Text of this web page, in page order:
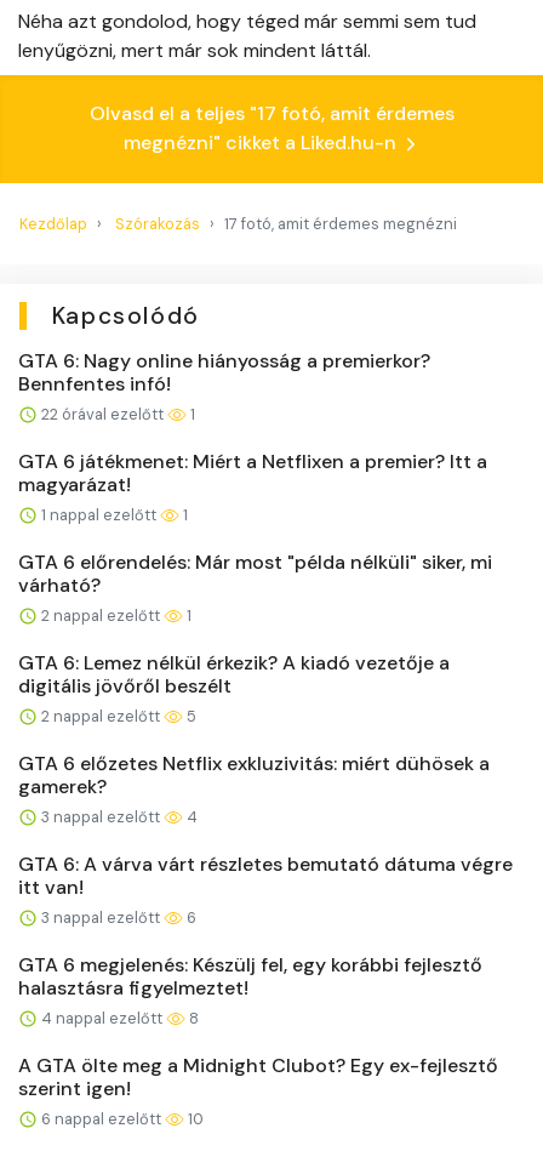
Néha azt gondolod, hogy téged már semmi sem tud
lenyűgözni, mert már sok mindent láttál.
Olvasd el a teljes "17 fotó, amit érdemes
megnézni" cikket a Liked.hu-n
Kezdőlap Szórakozás 17 fotó, amit érdemes megnézni
Kapcsolódó
GTA 6: Nagy online hiányosság a premierkor?
Bennfentes infó!
22 órával ezelőtt 1
GTA 6 játékmenet: Miért a Netflixen a premier? Itt a
magyarázat!
1 nappal ezelőtt 1
GTA 6 előrendelés: Már most "példa nélküli" siker, mi
várható?
2 nappal ezelőtt 1
GTA 6: Lemez nélkül érkezik? A kiadó vezetője a
digitális jövőről beszélt
2 nappal ezelőtt 5
GTA 6 előzetes Netflix exkluzivitás: miért dühösek a
gamerek?
3 nappal ezelőtt 4
GTA 6: A várva várt részletes bemutató dátuma végre
itt van!
3 nappal ezelőtt 6
GTA 6 megjelenés: Készülj fel, egy korábbi fejlesztő
halasztásra figyelmeztet!
4 nappal ezelőtt 8
A GTA ölte meg a Midnight Clubot? Egy ex-fejlesztő
szerint igen!
6 nappal ezelőtt 10